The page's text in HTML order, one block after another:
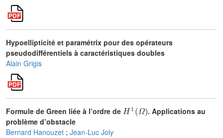
Hypoellipticité et paramétrix pour des opérateurs
pseudodifférentiels à caractéristiques doubles
Alain Grigis
Formule de Green liée à l’ordre de H1 Ω) . Applications au
problème d’obstacle
Bernard Hanouzet ; Jean-Luc Joly